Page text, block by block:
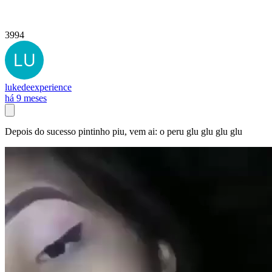
3994
lukedeexperience
há 9 meses
Depois do sucesso pintinho piu, vem ai: o peru glu glu glu glu